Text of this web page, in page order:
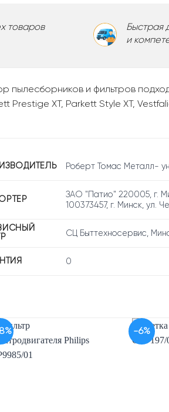
товаров
Быстрая
и
пылесборников и фильтров
Prestige XT, Parkett Style XT,
Роберт Томас Металл-
ЗАО "Патио" 220005, г.
100373457, г. Минск, ул.
СЦ Быттехносервис,
0
-6%